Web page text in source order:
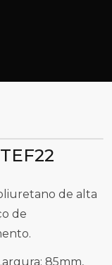
de alta
de
85mm,